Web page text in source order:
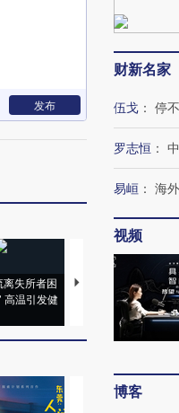
发布
失所者困
高温引发健
视线｜HYROX的吸金
术：是什么让中产们
心“花钱找虐”？
财新名家
伍戈 ： 停
罗志恒 ：
易峘 ： 海
视频
博客